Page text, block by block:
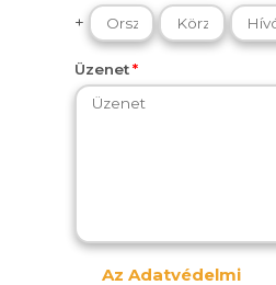
+
Üzenet
Az Adatvédelmi